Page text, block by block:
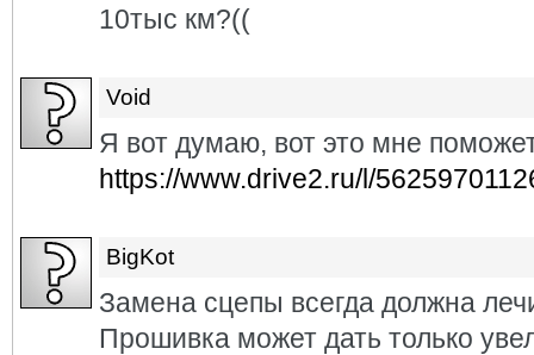
10тыс км?((
Void
Я вот думаю, вот это мне
https://www.drive2.ru/l/
BigKot
Замена сцепы всегда должна
Прошивка может дать только